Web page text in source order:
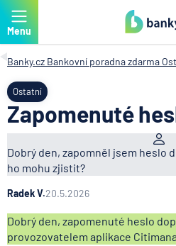
Menu
Banky.cz Bankovní poradna zdarma
Ostatní
Zapomenuté
Dobrý den, zapomněl jsem heslo
ho mohu zjistit?
Radek V.20.5.2026
Dobrý den, zapomenuté heslo
provozovatelem aplikace